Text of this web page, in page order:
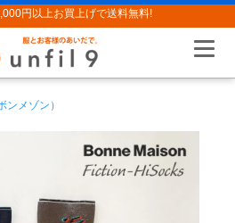
円以上お買上げで送料無料!
ンメゾン）